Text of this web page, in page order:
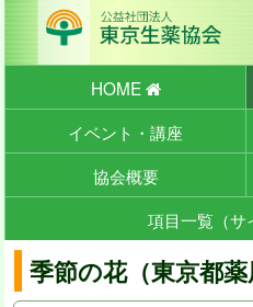
HOME
イベント・講座
協会概要
項目一覧（サ
季節の花（東京都薬